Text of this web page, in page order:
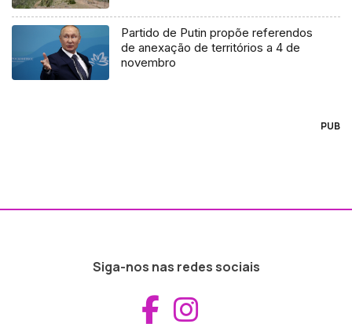
Partido de Putin propõe referendos
de anexação de territórios a 4 de
novembro
PUB
Siga-nos nas redes sociais
Aceder ao